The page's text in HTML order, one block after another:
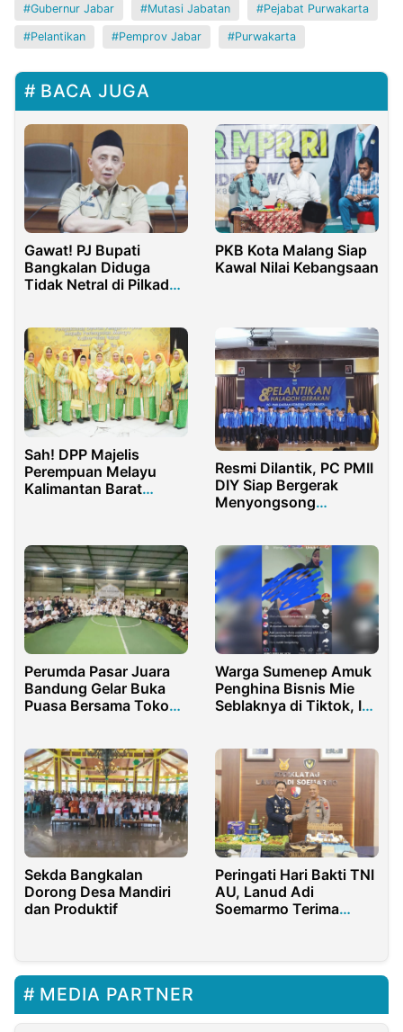
Gubernur Jabar Mutasi Jabatan Pejabat Purwakarta
Pelantikan Pemprov Jabar Purwakarta
BACA JUGA
Gawat! PJ Bupati
Bangkalan Diduga
Tidak Netral di Pilkada
PKB Kota Malang Siap
Kawal Nilai Kebangsaan
Sah! DPP Majelis
Perempuan Melayu
Kalimantan Barat
Resmi Dilantik, PC PMII
DIY Siap Bergerak
Menyongsong
Perumda Pasar Juara
Bandung Gelar Buka
Puasa Bersama Tokoh
Warga Sumenep Amuk
Penghina Bisnis Mie
Seblaknya di Tiktok, Ini
Sekda Bangkalan
Dorong Desa Mandiri
dan Produktif
Peringati Hari Bakti TNI
AU, Lanud Adi
Soemarmo Terima
MEDIA PARTNER